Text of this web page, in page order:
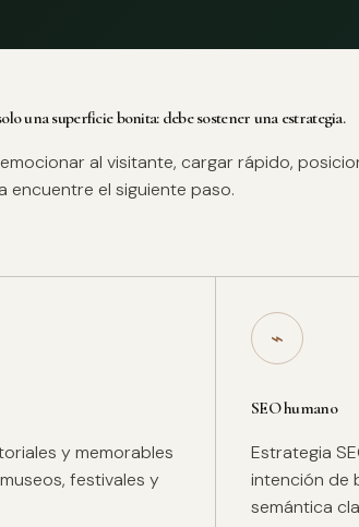
una superficie bonita: debe sostener una estrategia.
al visitante, cargar rápido,
encuentre el siguiente paso.
y memorables
festivales y
⌁
SEO humano
Estrategia
intención de
semántica